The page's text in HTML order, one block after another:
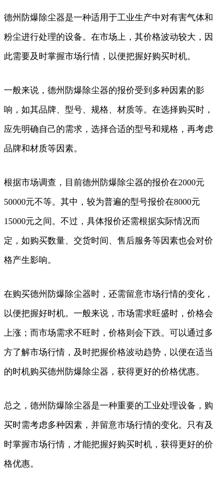
德州防爆除尘器是一种适用于工业生产中对有害气体和
粉尘进行处理的设备。在市场上，其价格波动较大，因
此需要及时掌握市场行情，以便把握好购买时机。
一般来说，德州防爆除尘器的报价受到多种因素的影
响，如其品牌、型号、规格、材质等。在选择购买时，
应先明确自己的需求，选择合适的型号和规格，再考虑
品牌和材质等因素。
根据市场调查，目前德州防爆除尘器的报价在2000元
50000元不等。其中，较为普遍的型号报价在8000元
15000元之间。不过，具体报价还需根据实际情况而
定，如购买数量、交货时间、售后服务等因素也会对价
格产生影响。
在购买德州防爆除尘器时，还需留意市场行情的变化，
以便把握好时机。一般来说，市场需求旺盛时，价格会
上涨；而市场需求不旺时，价格则会下跌。可以通过多
方了解市场行情，及时把握价格波动趋势，以便在适当
的时机购买德州防爆除尘器，获得更好的价格优惠。
总之，德州防爆除尘器是一种重要的工业处理设备，购
买时需考虑多种因素，并留意市场行情的变化。只有及
时掌握市场行情，才能把握好购买时机，获得更好的价
格优惠。